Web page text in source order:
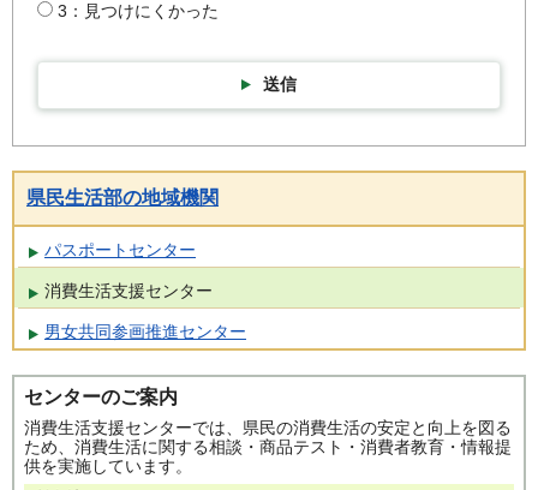
3：見つけにくかった
送信
県民生活部の地域機関
パスポートセンター
消費生活支援センター
男女共同参画推進センター
センターのご案内
消費生活支援センターでは、県民の消費生活の安定と向上を図る
ため、消費生活に関する相談・商品テスト・消費者教育・情報提
供を実施しています。